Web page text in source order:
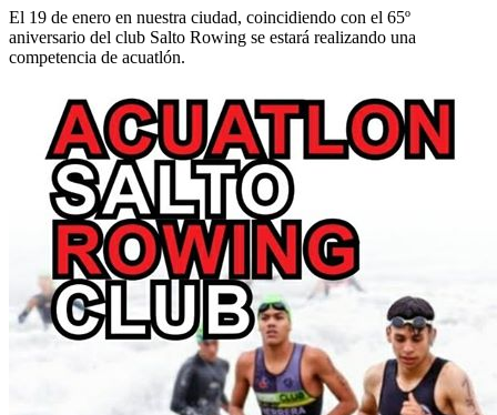
El 19 de enero en nuestra ciudad, coincidiendo con el 65º
aniversario del club Salto Rowing se estará realizando una
competencia de acuatlón.